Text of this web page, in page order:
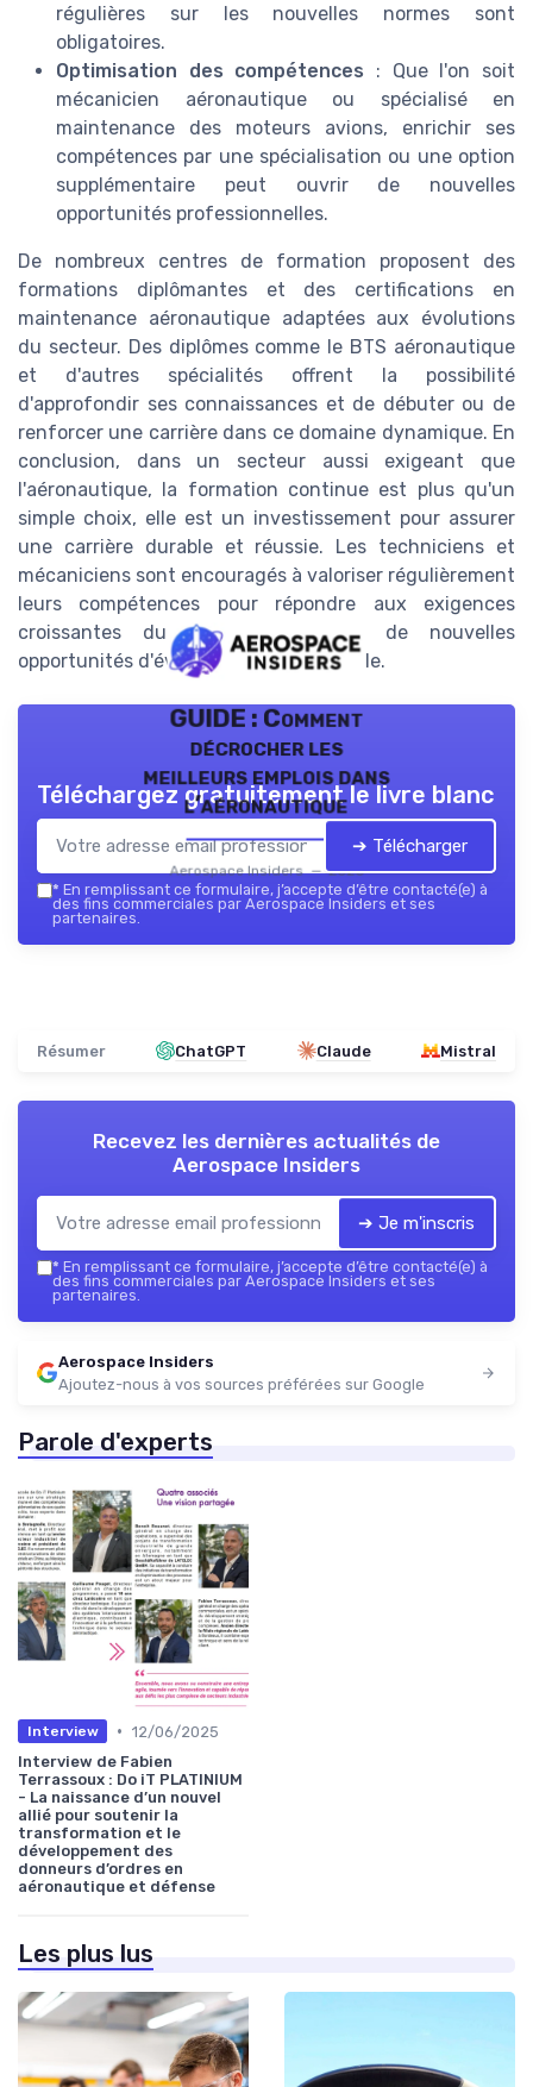
régulières sur les nouvelles normes sont
obligatoires.
Optimisation des compétences : Que l'on soit
mécanicien aéronautique ou spécialisé en
maintenance des moteurs avions, enrichir ses
compétences par une spécialisation ou une option
supplémentaire peut ouvrir de nouvelles
opportunités professionnelles.
De nombreux centres de formation proposent des
formations diplômantes et des certifications en
maintenance aéronautique adaptées aux évolutions
du secteur. Des diplômes comme le BTS aéronautique
et d'autres spécialités offrent la possibilité
d'approfondir ses connaissances et de débuter ou de
renforcer une carrière dans ce domaine dynamique. En
conclusion, dans un secteur aussi exigeant que
l'aéronautique, la formation continue est plus qu'un
simple choix, elle est un investissement pour assurer
une carrière durable et réussie. Les techniciens et
mécaniciens sont encouragés à valoriser régulièrement
leurs compétences pour répondre aux exigences
croissantes du marché et saisir de nouvelles
opportunités d'évolution professionnelle.
GUIDE : Comment
décrocher les
meilleurs emplois dans
l’aéronautique
Aerospace Insiders — 2026
Téléchargez gratuitement le livre blanc
➔ Télécharger
* En remplissant ce formulaire, j’accepte d’être contacté(e) à
des fins commerciales par Aerospace Insiders et ses
partenaires.
Résumer ChatGPT Claude Mistral
Recevez les dernières actualités de
Aerospace Insiders
➔ Je m'inscris
* En remplissant ce formulaire, j’accepte d’être contacté(e) à
des fins commerciales par Aerospace Insiders et ses
partenaires.
Aerospace Insiders
Ajoutez-nous à vos sources préférées sur Google
Parole d'experts
Interview • 12/06/2025
Interview de Fabien
Terrassoux : Do iT PLATINIUM
- La naissance d’un nouvel
allié pour soutenir la
transformation et le
développement des
donneurs d’ordres en
aéronautique et défense
Les plus lus